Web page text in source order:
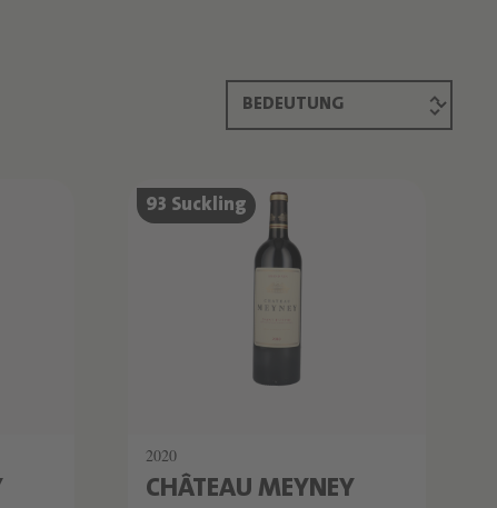
93 Suckling
2020
CHÂTEAU MEYNEY